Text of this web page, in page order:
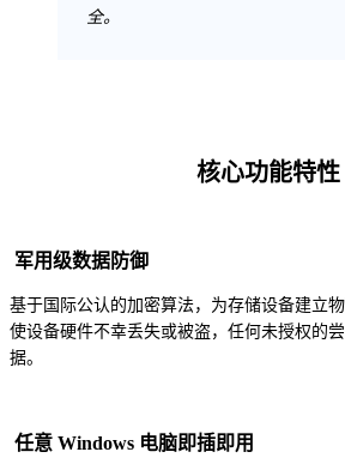
全。
核心功能特性
军用级数据防御
基于国际公认的加密算法，为存储设备建立
使设备硬件不幸丢失或被盗，任何未授权的
据。
任意 Windows 电脑即插即用